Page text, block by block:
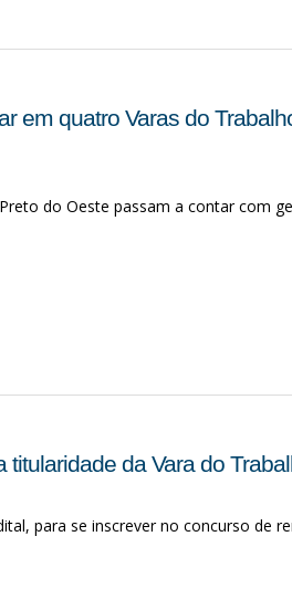
em quatro Varas do
do Oeste passam a contar com
da Vara do
para se inscrever no concurso de